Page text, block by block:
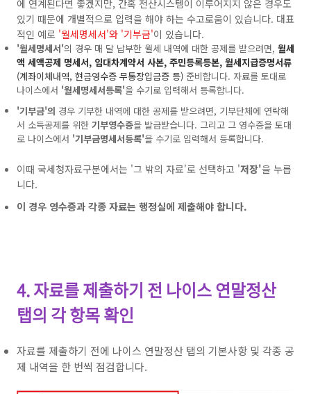
에 연계된다면 좋겠지만, 간혹 전산시스템이 이루어지지 않은 경우도
있기 때문에 개별적으로 입력을 해야 하는 수고로움이 있습니다. 대표
적인 예로 '월세명세서'와 '기부금'이 있습니다.
'월세명세서'의 경우 매 달 납부한 월세 내역에 대한 공제를 받으려면, 월세
액 세액공제 명세서, 임대차계약서 사본, 주민등록등본, 월세지급증명서류
(계좌이체내역, 현금영수증 무통장입금증 등) 준비합니다. 자료를 토대로
나이스에서 '월세명세서등록'을 수기로 입력해서 등록합니다.
'기부금'의 경우 기부한 내역에 대한 공제를 받으려면, 기부단체에 연락해
서 소득공제를 위한 기부영수증을 발급받습니다. 그리고 그 영수증을 토대
로 나이스에서 '기부금명세서등록'을 수기로 입력해서 등록합니다.
이때 국세청자료구분에서는 '그 밖의 자료'로 선택하고 '저장'을 누릅
니다.
이 경우 영수증과 각종 자료는 행정실에 제출해야 합니다.
4. 자료를 제출하기 전 나이스 연말정산
탭의 각 항목 확인
자료를 제출하기 전에 나이스 연말정산 탭의 기본사항 및 각종 공
제 내역을 한 번씩 점검합니다.